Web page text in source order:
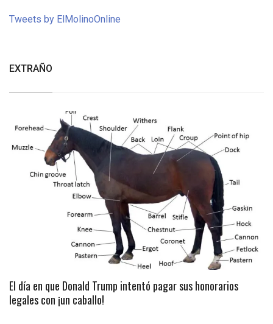
Tweets by ElMolinoOnline
EXTRAÑO
El día en que Donald Trump intentó pagar sus honorarios
legales con ¡un caballo!